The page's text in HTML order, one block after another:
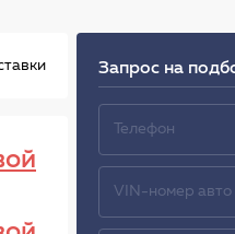
Запрос на